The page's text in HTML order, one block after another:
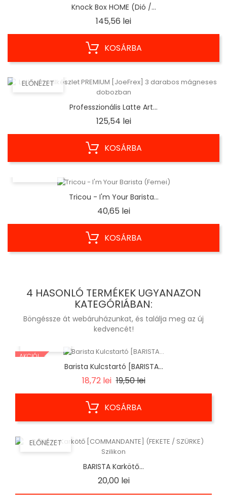
Knock Box HOME (Dió /...
145,56 leiÁr
KOSÁRBA
ELŐNÉZET
Professzionális Latte Art...
125,54 leiÁr
KOSÁRBA
Tricou - I'm Your Barista...
40,65 leiÁr
KOSÁRBA
4 HASONLÓ TERMÉKEK UGYANAZON
KATEGÓRIÁBAN:
Böngéssze át webáruházunkat, és találja meg az új
kedvencét!
AKCIÓ!
Barista Kulcstartó [BARISTA...
18,72 lei Regular
19,50 leiÁr
KOSÁRBA
ELŐNÉZET
BARISTA Karkötő...
20,00 leiÁr